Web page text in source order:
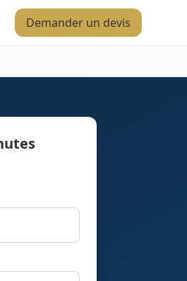
Demander un devis